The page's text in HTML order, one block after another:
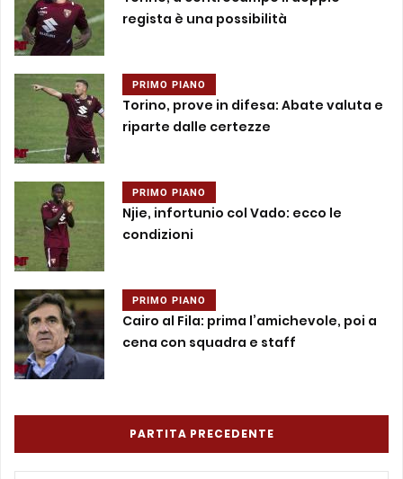
regista è una possibilità
PRIMO PIANO
Torino, prove in difesa: Abate valuta e
riparte dalle certezze
PRIMO PIANO
Njie, infortunio col Vado: ecco le
condizioni
PRIMO PIANO
Cairo al Fila: prima l’amichevole, poi a
cena con squadra e staff
PARTITA PRECEDENTE